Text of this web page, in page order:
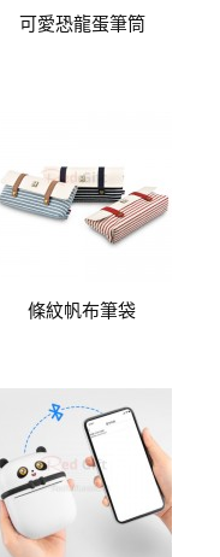
可愛恐龍蛋筆筒
條紋帆布筆袋